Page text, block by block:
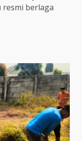
resmi berlaga